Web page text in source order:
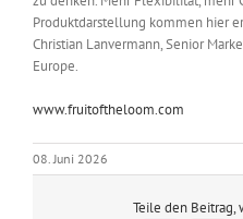
Produktdarstellung kommen hier
Christian Lanvermann, Senior
Europe.
www.fruitoftheloom.com
08. Juni 2026
Teile den